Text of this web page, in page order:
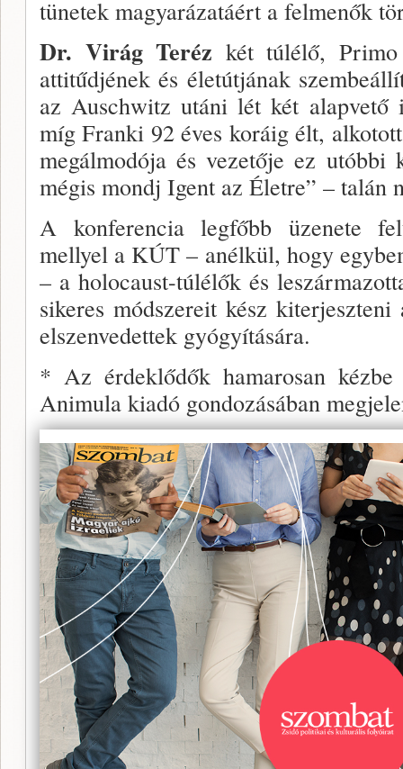
tünetek magyarázatáért a felmenők
Dr. Virág Teréz két túlélő,
attitűdjének és életútjának
az Auschwitz utáni lét két
míg Franki 92 éves koráig élt,
megálmodója és vezetője ez
mégis mondj Igent az Életre” – talán
A konferencia legfőbb üzenete
mellyel a KÚT – anélkül, hogy
– a holocaust-túlélők és
sikeres módszereit kész
el­szenvedettek gyógyítására.
* Az érdeklődők hamarosan
Animula kiadó gondozásá­ban